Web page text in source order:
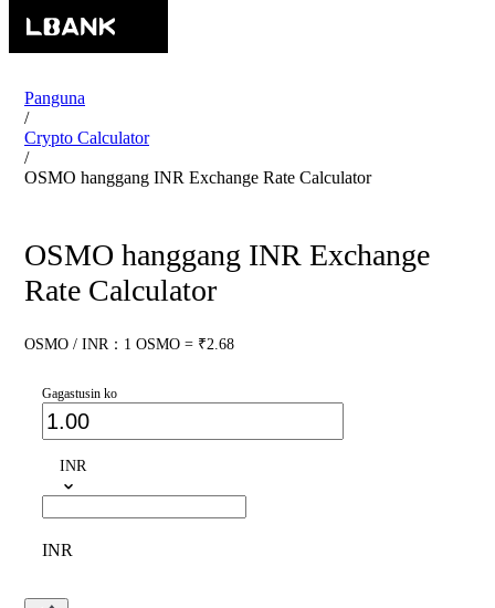
Panguna
/
Crypto Calculator
/
OSMO hanggang INR Exchange Rate Calculator
OSMO hanggang INR Exchange
Rate Calculator
OSMO / INR：1 OSMO = ₹2.68
Gagastusin ko
INR
INR